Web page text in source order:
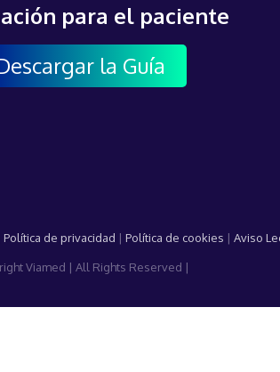
para el paciente
la Guía
Política de privacidad | Política de cookies | Aviso
Viamed | All Rights Reserved |